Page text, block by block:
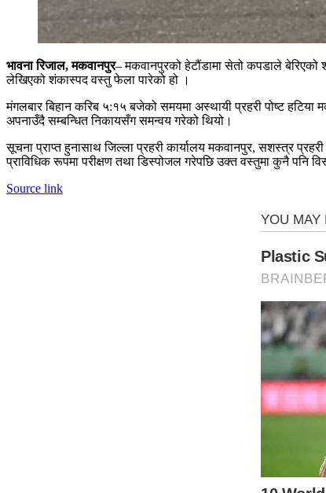
भावना रिजाल, मकवानपुर– मकवानपुरको हेटौंडामा सेतो कपडाले बेरिएको
लेखिएको शंकास्पद वस्तु फेला पारेको हो ।
मंगलबार बिहान करिब ५:१५ बजेको समयमा अस्थायी प्रहरी पोष्ट
अपनाउँदै सम्बन्धित निकायसँग समन्वय गरेको थियो।
सूचना प्राप्त हुनासाथ जिल्ला प्रहरी कार्यालय मकवानपुर, सशस्त्र
प्राविधिक रूपमा परीक्षण तथा डिस्पोजल गरेपछि उक्त वस्तुमा कुनै पनि
Source link